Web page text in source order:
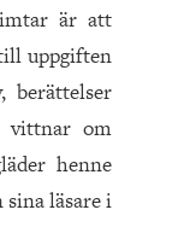
är att
uppgiften
berättelser
vittnar om
henne
läsare i